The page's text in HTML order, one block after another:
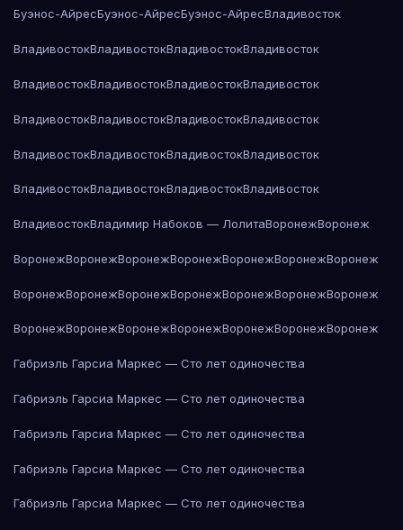
Буэнос-АйресБуэнос-АйресБуэнос-АйресВладивосток
ВладивостокВладивостокВладивостокВладивосток
ВладивостокВладивостокВладивостокВладивосток
ВладивостокВладивостокВладивостокВладивосток
ВладивостокВладивостокВладивостокВладивосток
ВладивостокВладивостокВладивостокВладивосток
ВладивостокВладимир Набоков — ЛолитаВоронежВоронеж
ВоронежВоронежВоронежВоронежВоронежВоронежВоронеж
ВоронежВоронежВоронежВоронежВоронежВоронежВоронеж
ВоронежВоронежВоронежВоронежВоронежВоронежВоронеж
Габриэль Гарсиа Маркес — Сто лет одиночества
Габриэль Гарсиа Маркес — Сто лет одиночества
Габриэль Гарсиа Маркес — Сто лет одиночества
Габриэль Гарсиа Маркес — Сто лет одиночества
Габриэль Гарсиа Маркес — Сто лет одиночества